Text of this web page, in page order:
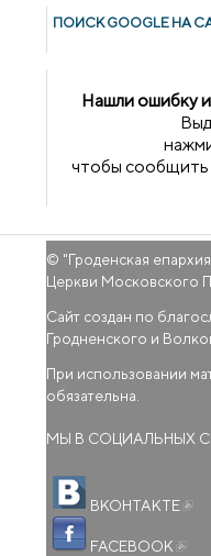
ПОИСК GOОGLE НА
Нашли ошибку
чтобы сообщить
© "Гроденская
Церкви Московского
Сайт создан по
Гродненского и
При использовании
обязательна.
МЫ В СОЦИАЛЬНЫХ
ВКОНТАКТЕ
FACEBOOK